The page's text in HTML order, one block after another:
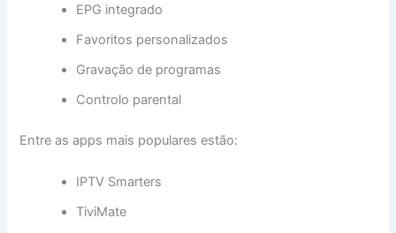
EPG integrado
Favoritos personalizados
Gravação de programas
Controlo parental
Entre as apps mais populares estão:
IPTV Smarters
TiviMate